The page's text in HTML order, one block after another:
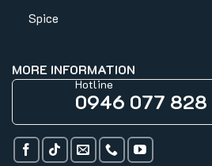
Spice
MORE INFORMATION
Hotline
0946 077 828